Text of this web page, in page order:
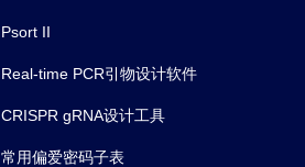
Psort II
Real-time PCR引物设计软件
CRISPR gRNA设计工具
常用偏爱密码子表